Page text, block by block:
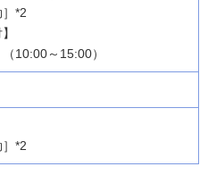
］*2
10:00～15:00）
］*2